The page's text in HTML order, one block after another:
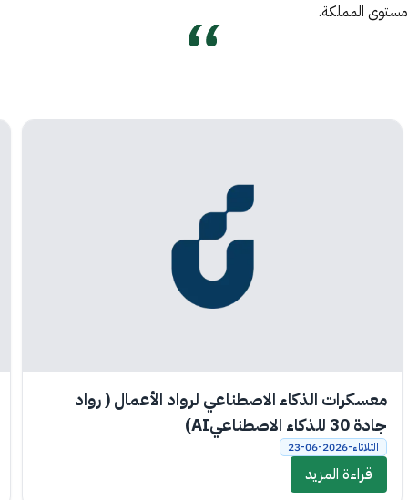
مستوى المملكة.
معسكرات الذكاء الاصطناعي لرواد الأعمال ( رواد
جادة 30 للذكاء الاصطناعيAI)
الثلاثاء-2026-06-23
قراءة المزيد